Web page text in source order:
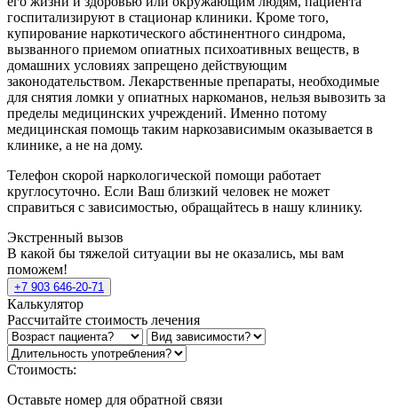
госпитализируют в стационар клиники. Кроме того,
купирование наркотического абстинентного синдрома,
вызванного приемом опиатных психоативных веществ, в
домашних условиях запрещено действующим
законодательством. Лекарственные препараты, необходимые
для снятия ломки у опиатных наркоманов, нельзя вывозить за
пределы медицинских учреждений. Именно потому
медицинская помощь таким наркозависимым оказывается в
клинике, а не на дому.
Телефон скорой наркологической помощи работает
круглосуточно. Если Ваш близкий человек не может
справиться с зависимостью, обращайтесь в нашу клинику.
Экстренный вызов
В какой бы тяжелой ситуации вы не оказались, мы вам
поможем!
+7 903 646-20-71
Калькулятор
Рассчитайте стоимость лечения
Стоимость:
Оставьте номер для обратной связи